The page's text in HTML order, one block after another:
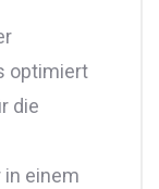
optimiert
die
in einem